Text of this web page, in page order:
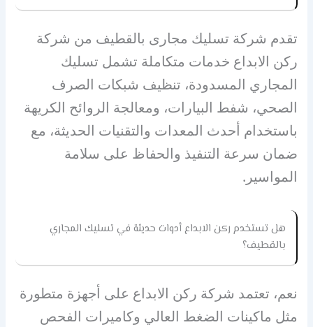
تقدم شركة تسليك مجارى بالقطيف من شركة
ركن الابداع خدمات متكاملة تشمل تسليك
المجاري المسدودة، تنظيف شبكات الصرف
الصحي، شفط البيارات، ومعالجة الروائح الكريهة
باستخدام أحدث المعدات والتقنيات الحديثة، مع
ضمان سرعة التنفيذ والحفاظ على سلامة
المواسير.
هل تستخدم ركن الابداع أدوات حديثة في تسليك المجاري
بالقطيف؟
نعم، تعتمد شركة ركن الابداع على أجهزة متطورة
مثل ماكينات الضغط العالي وكاميرات الفحص